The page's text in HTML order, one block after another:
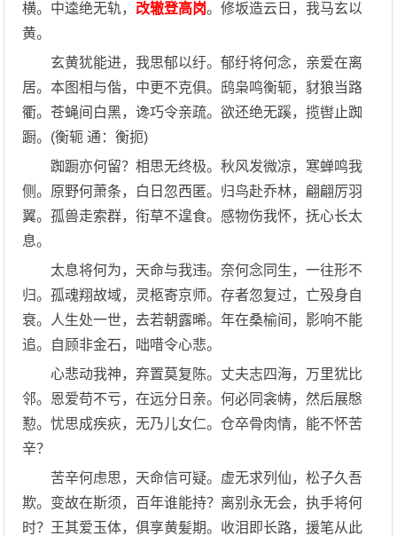
横。中逵绝无轨， 改辙登高岗。修坂造云日，我马玄以
黄。
玄黄犹能进，我思郁以纡。郁纡将何念，亲爱在离
居。本图相与偕，中更不克俱。鸱枭鸣衡轭，豺狼当路
衢。苍蝇间白黑，谗巧令亲疏。欲还绝无蹊，揽辔止踟
蹰。(衡轭 通：衡扼)
踟蹰亦何留？相思无终极。秋风发微凉，寒蝉鸣我
侧。原野何萧条，白日忽西匿。归鸟赴乔林，翩翩厉羽
翼。孤兽走索群，衔草不遑食。感物伤我怀，抚心长太
息。
太息将何为，天命与我违。奈何念同生，一往形不
归。孤魂翔故域，灵柩寄京师。存者忽复过，亡殁身自
衰。人生处一世，去若朝露晞。年在桑榆间，影响不能
追。自顾非金石，咄唶令心悲。
心悲动我神，弃置莫复陈。丈夫志四海，万里犹比
邻。恩爱苟不亏，在远分日亲。何必同衾帱，然后展慇
懃。忧思成疾疢，无乃儿女仁。仓卒骨肉情，能不怀苦
辛？
苦辛何虑思，天命信可疑。虚无求列仙，松子久吾
欺。变故在斯须，百年谁能持？离别永无会，执手将何
时？王其爱玉体，俱享黄髪期。收泪即长路，援笔从此